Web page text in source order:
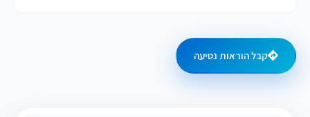
קבל הוראות נסיעה